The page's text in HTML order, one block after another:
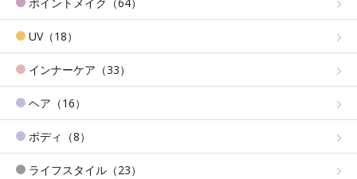
UV（18）
インナーケア（33）
ヘア（16）
ボディ（8）
ライフスタイル（23）